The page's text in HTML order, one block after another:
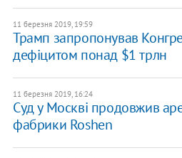
11 березня 2019, 19:59
Трамп запропонував
дефіцитом понад $1 трлн
11 березня 2019, 16:24
Суд у Москві продовжив
фабрики Roshen